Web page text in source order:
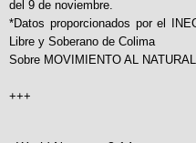
del 9 de noviembre.
*Datos proporcionados por el
Libre y Soberano de Colima
Sobre MOVIMIENTO AL
+++